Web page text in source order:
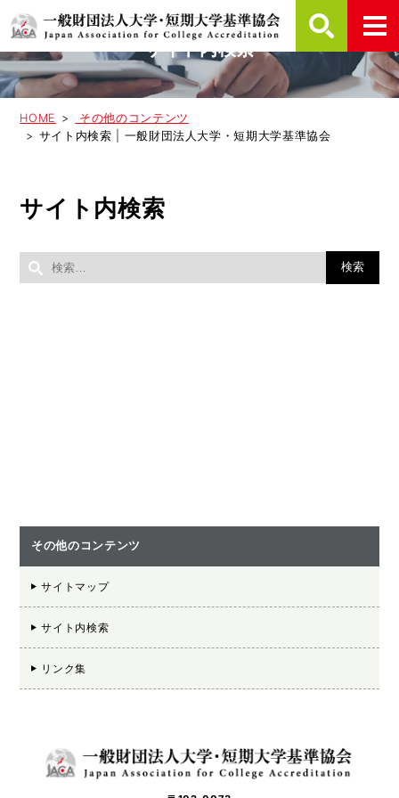
サイト内検索
HOME
その他のコンテンツ
サイト内検索 | 一般財団法人大学・短期大学基準協会
サイト内検索
検
索:
その他のコンテンツ
サイトマップ
サイト内検索
リンク集